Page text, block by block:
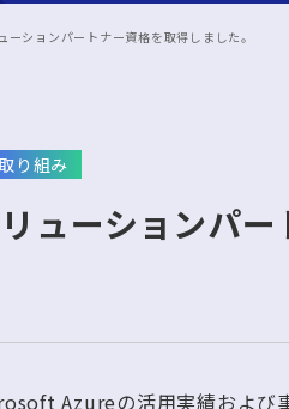
ションパートナー資格を取得しました。
り組み
ューションパー
Azureの活用実績および